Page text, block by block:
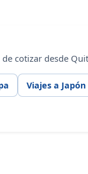
cotizar desde
Viajes a Japón